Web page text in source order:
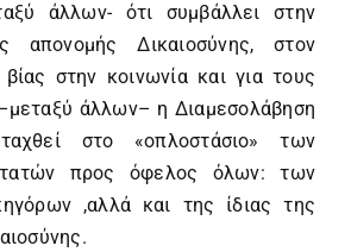
άλλων- ότι συμβάλλει στην
απονομής Δικαιοσύνης, στον
στην κοινωνία και για τους
άλλων– η Διαμεσολάβηση
στο «οπλοστάσιο» των
προς όφελος όλων: των
,αλλά και της ίδιας της